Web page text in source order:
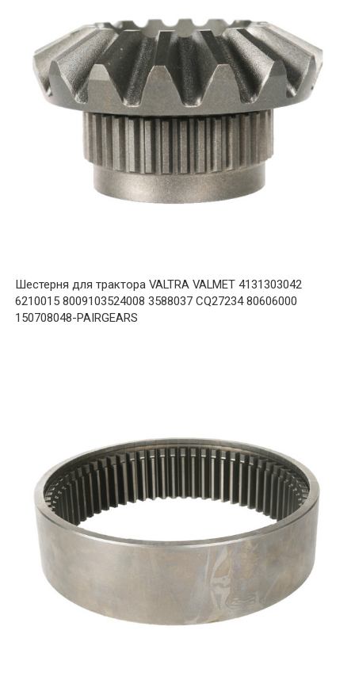
Шестерня для трактора VALTRA VALMET 4131303042
6210015 8009103524008 3588037 CQ27234 80606000
150708048-PAIRGEARS